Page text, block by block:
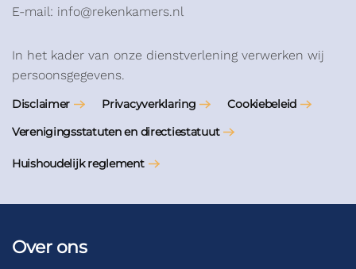
E-mail: info@rekenkamers.nl
In het kader van onze dienstverlening verwerken wij
persoonsgegevens.
Disclaimer Privacyverklaring
Cookiebeleid
Verenigingsstatuten en directiestatuut
Huishoudelijk reglement
Over ons